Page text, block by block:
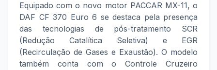
Equipado com o novo motor PACCAR MX-11, o
DAF CF 370 Euro 6 se destaca pela presença
das tecnologias de pós-tratamento SCR
(Redução Catalítica Seletiva) e EGR
(Recirculação de Gases e Exaustão). O modelo
também conta com o Controle Cruzeiro